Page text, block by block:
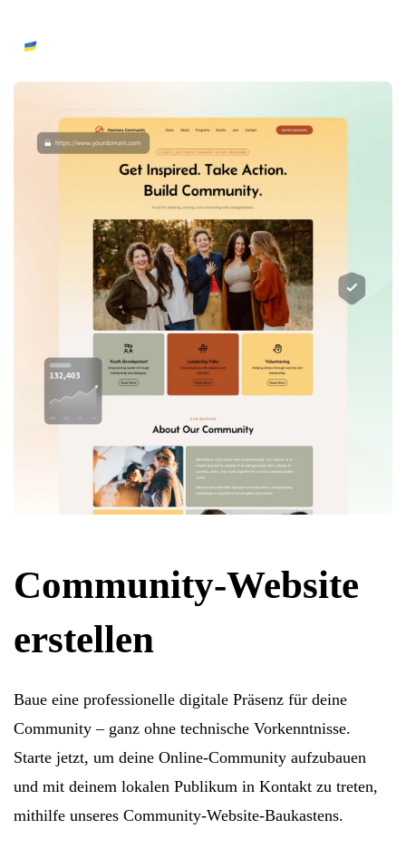
Community-Website
erstellen
Baue eine professionelle digitale Präsenz für deine
Community – ganz ohne technische Vorkenntnisse.
Starte jetzt, um deine Online-Community aufzubauen
und mit deinem lokalen Publikum in Kontakt zu treten,
mithilfe unseres Community-Website-Baukastens.